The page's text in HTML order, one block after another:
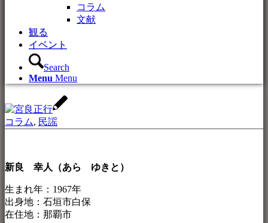
コラム
文献
観る
イベント
Search
Menu Menu
コラム, 民謡
新良 幸人（あら ゆきと）
生まれ年：1967年
出身地：石垣市白保
在住地：那覇市